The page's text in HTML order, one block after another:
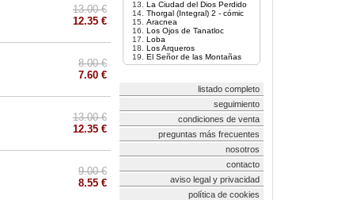
13.00 €
12.35 €
8.00 €
7.60 €
13.00 €
12.35 €
9.00 €
8.55 €
La Ciudad del Dios Perdido
Thorgal (Integral) 2 - cómic
Aracnea
Los Ojos de Tanatloc
Loba
Los Arqueros
El Señor de las Montañas
listado completo
seguimiento
condiciones de venta
preguntas más frecuentes
nosotros
contacto
aviso legal y privacidad
política de cookies